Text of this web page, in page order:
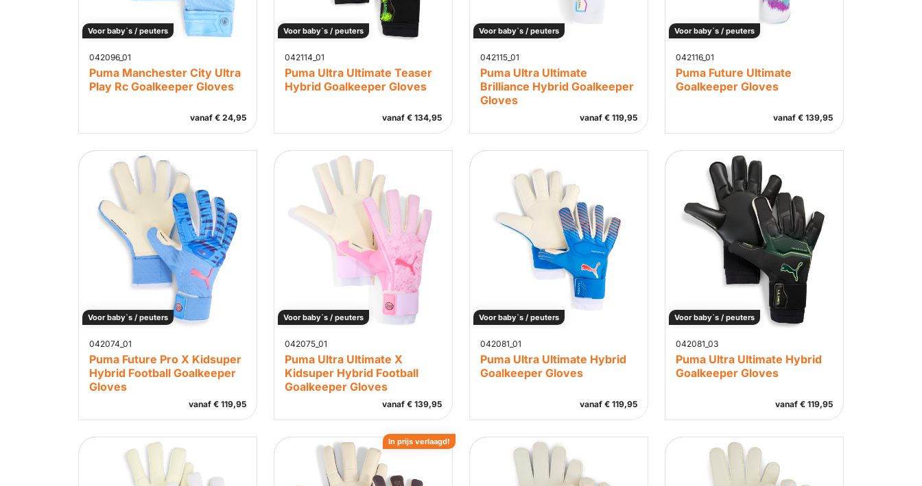
Voor baby`s / peuters
042096_01
Puma Manchester City Ultra
Play Rc Goalkeeper Gloves
vanaf € 24,95
Voor baby`s / peuters
042114_01
Puma Ultra Ultimate Teaser
Hybrid Goalkeeper Gloves
vanaf € 134,95
Voor baby`s / peuters
042115_01
Puma Ultra Ultimate
Brilliance Hybrid Goalkeeper
Gloves
vanaf € 119,95
Voor baby`s / peuters
042116_01
Puma Future Ultimate
Goalkeeper Gloves
vanaf € 139,95
Voor baby`s / peuters
042074_01
Puma Future Pro X Kidsuper
Hybrid Football Goalkeeper
Gloves
vanaf € 119,95
Voor baby`s / peuters
042075_01
Puma Ultra Ultimate X
Kidsuper Hybrid Football
Goalkeeper Gloves
vanaf € 139,95
Voor baby`s / peuters
042081_01
Puma Ultra Ultimate Hybrid
Goalkeeper Gloves
vanaf € 119,95
Voor baby`s / peuters
042081_03
Puma Ultra Ultimate Hybrid
Goalkeeper Gloves
vanaf € 119,95
In prijs verlaagd!